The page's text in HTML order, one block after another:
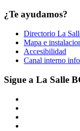
¿Te ayudamos?
Directorio La
Mapa e
Accesibilidad
Canal interno
Sigue a La Salle